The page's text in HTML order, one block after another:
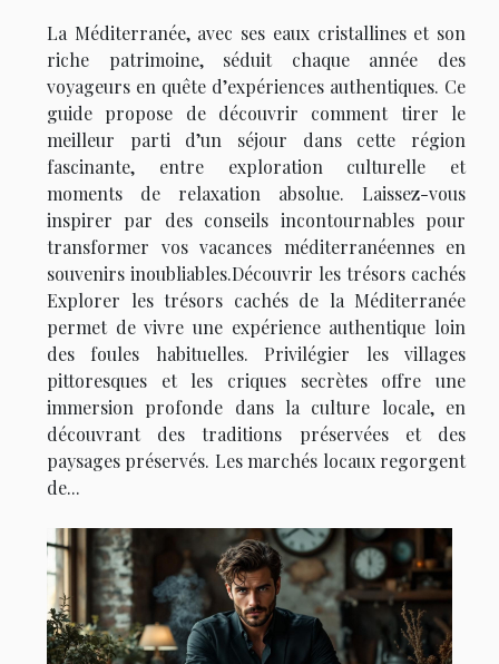
La Méditerranée, avec ses eaux cristallines et son
riche patrimoine, séduit chaque année des
voyageurs en quête d’expériences authentiques. Ce
guide propose de découvrir comment tirer le
meilleur parti d’un séjour dans cette région
fascinante, entre exploration culturelle et
moments de relaxation absolue. Laissez-vous
inspirer par des conseils incontournables pour
transformer vos vacances méditerranéennes en
souvenirs inoubliables.Découvrir les trésors cachés
Explorer les trésors cachés de la Méditerranée
permet de vivre une expérience authentique loin
des foules habituelles. Privilégier les villages
pittoresques et les criques secrètes offre une
immersion profonde dans la culture locale, en
découvrant des traditions préservées et des
paysages préservés. Les marchés locaux regorgent
de...